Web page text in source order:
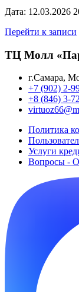
Дата: 12.03.2026
Перейти к записи
ТЦ Молл
г.Самара,
+7 (902) 2-
+8 (846) 3-
Политика
Услуги
Вопросы -